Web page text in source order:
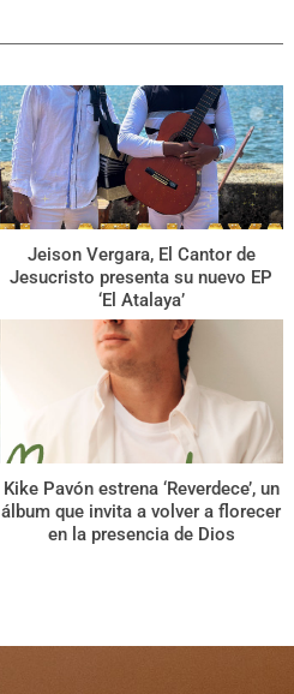
Jeison Vergara, El Cantor de
Jesucristo presenta su nuevo EP
‘El Atalaya’
Kike Pavón estrena ‘Reverdece’, un
álbum que invita a volver a florecer
en la presencia de Dios